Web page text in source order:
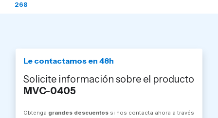
268
Le contactamos en 48h
Solicite información sobre el producto
MVC-0405
Obtenga grandes descuentos si nos contacta ahora a través